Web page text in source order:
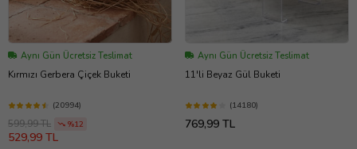
Aynı Gün Ücretsiz Teslimat
Kırmızı Gerbera Çiçek Buketi
(20994)
599,99 TL %12
529,99 TL
Aynı Gün Ücretsiz Teslimat
11'li Beyaz Gül Buketi
(14180)
769,99 TL